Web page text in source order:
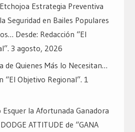
Estrategia Preventiva
Seguridad en Bailes Populares
Desde: Redacción “El
3 agosto, 2026
de Quienes Más lo Necesitan…
“El Objetivo Regional”. 1
Esquer la Afortunada Ganadora
ATTITUDE de “GANA